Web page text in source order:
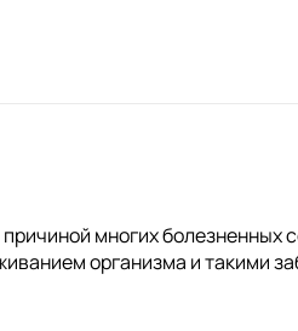
многих
организма и такими